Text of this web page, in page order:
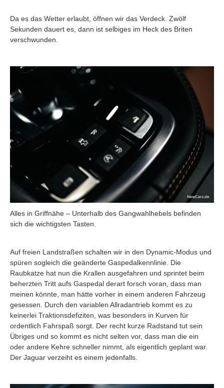
Da es das Wetter erlaubt, öffnen wir das Verdeck. Zwölf
Sekunden dauert es, dann ist selbiges im Heck des Briten
verschwunden.
Alles in Griffnähe – Unterhalb des Gangwahlhebels befinden
sich die wichtigsten Tasten.
Auf freien Landstraßen schalten wir in den Dynamic-Modus und
spüren sogleich die geänderte Gaspedalkennlinie. Die
Raubkatze hat nun die Krallen ausgefahren und sprintet beim
beherzten Tritt aufs Gaspedal derart forsch voran, dass man
meinen könnte, man hätte vorher in einem anderen Fahrzeug
gesessen. Durch den variablen Allradantrieb kommt es zu
keinerlei Traktionsdefiziten, was besonders in Kurven für
ordentlich Fahrspaß sorgt. Der recht kurze Radstand tut sein
Übriges und so kommt es nicht selten vor, dass man die ein
oder andere Kehre schneller nimmt, als eigentlich geplant war.
Der Jaguar verzeiht es einem jedenfalls.